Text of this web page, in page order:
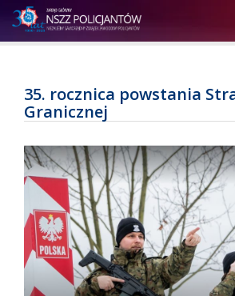
35. rocznica powstania
Granicznej